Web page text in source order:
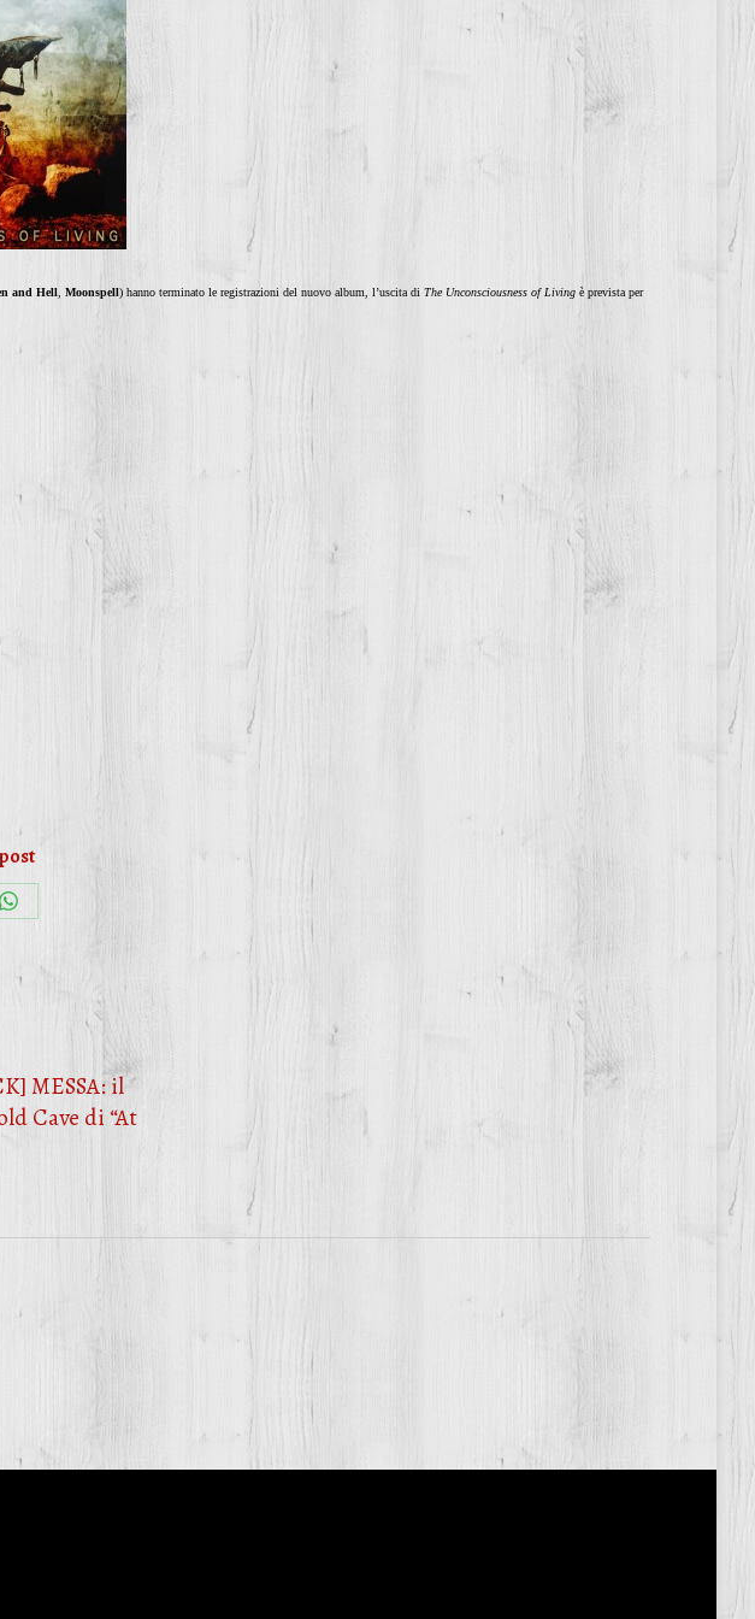
and Hell Moonspell) hanno terminato le registrazioni del nuovo album, l’uscita di The Unconsciousness of Living è prevista per
Condividi
WhatsApp
MESSA: il
Cave di “At